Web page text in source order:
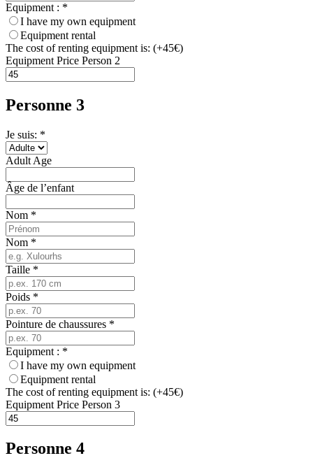
Equipment : *
I have my own equipment
Equipment rental
The cost of renting equipment is: (+45€)
Equipment Price Person 2
Personne 3
Je suis: *
Adult Age
Âge de l’enfant
Nom *
Nom *
Taille *
Poids *
Pointure de chaussures *
Equipment : *
I have my own equipment
Equipment rental
The cost of renting equipment is: (+45€)
Equipment Price Person 3
Personne 4